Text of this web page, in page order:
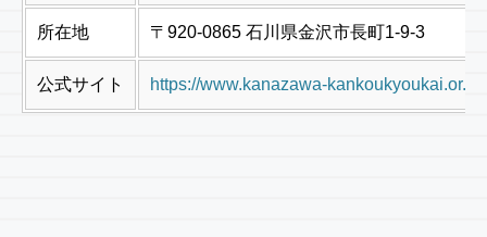
所在地 〒920-0865 石川県金沢市長町1-9-3
公式サイト https://www.kanazawa-